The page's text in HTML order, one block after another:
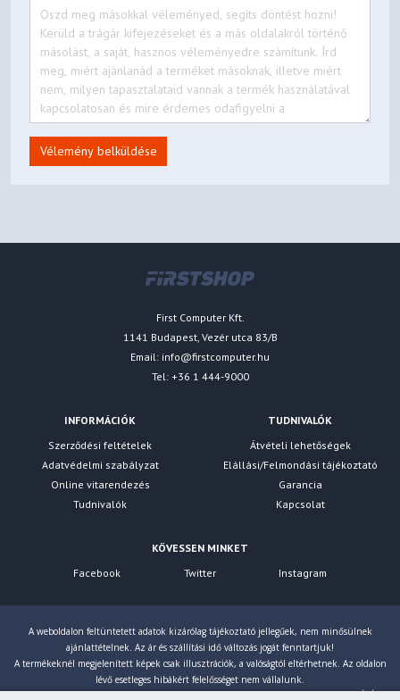
Vélemény belküldése
First Computer Kft.
1141 Budapest, Vezér utca 83/B
Email: info@firstcomputer.hu
Tel: +36 1 444-9000
INFORMÁCIÓK
Szerződési feltételek
Adatvédelmi szabályzat
Online vitarendezés
Tudnivalók
TUDNIVALÓK
Átvételi lehetőségek
Elállási/Felmondási tájékoztató
Garancia
Kapcsolat
KÖVESSEN MINKET
Facebook
Twitter Instagram
A weboldalon feltüntetett adatok kizárólag tájékoztató jellegűek, nem minősülnek
ajánlattételnek. Az ár és szállítási idő változás jogát fenntartjuk!
A termékeknél megjelenített képek csak illusztrációk, a valóságtól eltérhetnek. Az oldalon
lévő esetleges hibákért felelősséget nem vállalunk.